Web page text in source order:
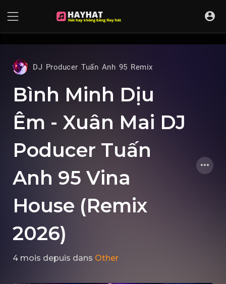
DJ Producer Tuấn Anh 95 Remix
Bình Minh Dịu
Êm - Xuân Mai DJ
Poducer Tuấn
Anh 95 Vina
House (Remix
2026)
4 mois depuis dans Other